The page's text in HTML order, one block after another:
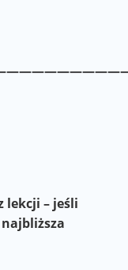
lekcji – jeśli